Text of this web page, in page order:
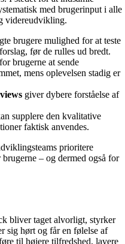
med brugerinput i alle
videreudvikling.
brugere mulighed for at teste
før de rulles ud bredt.
brugerne at sende
mens oplevelsen stadig er
giver dybere forståelse af
supplere den kvalitative
faktisk anvendes.
prioritere
– og dermed også for
bliver taget alvorligt, styrker
sig hørt og får en følelse af
til højere tilfredshed, lavere